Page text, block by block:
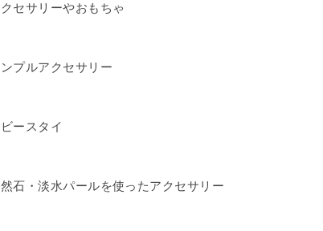
セサリーやおもちゃ
プルアクセサリー
ースタイ
石・淡水パールを使ったアクセサリー